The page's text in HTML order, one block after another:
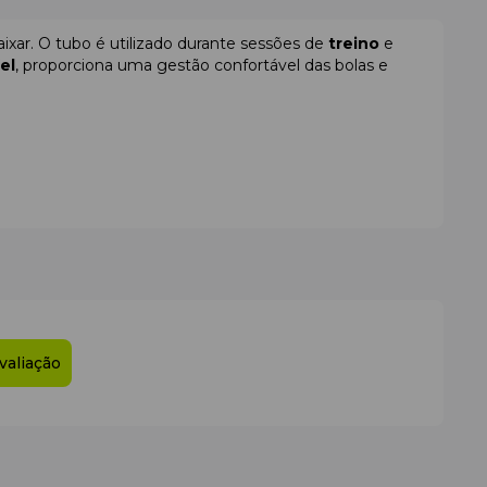
O tubo é utilizado durante sessões de treino e
, proporciona uma gestão confortável das bolas e